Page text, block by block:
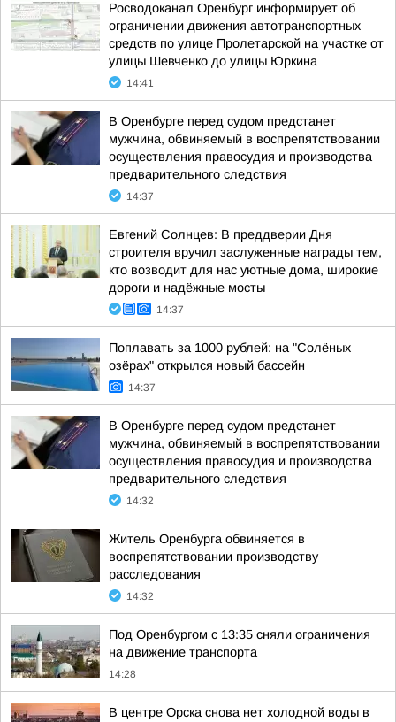
Росводоканал Оренбург информирует об
ограничении движения автотранспортных
средств по улице Пролетарской на участке от
улицы Шевченко до улицы Юркина
14:41
В Оренбурге перед судом предстанет
мужчина, обвиняемый в воспрепятствовании
осуществления правосудия и производства
предварительного следствия
14:37
Евгений Солнцев: В преддверии Дня
строителя вручил заслуженные награды тем,
кто возводит для нас уютные дома, широкие
дороги и надёжные мосты
14:37
Поплавать за 1000 рублей: на "Солёных
озёрах" открылся новый бассейн
14:37
В Оренбурге перед судом предстанет
мужчина, обвиняемый в воспрепятствовании
осуществления правосудия и производства
предварительного следствия
14:32
Житель Оренбурга обвиняется в
воспрепятствовании производству
расследования
14:32
Под Оренбургом с 13:35 сняли ограничения
на движение транспорта
14:28
В центре Орска снова нет холодной воды в